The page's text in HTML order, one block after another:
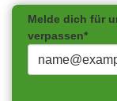
Melde dich für
verpassen*